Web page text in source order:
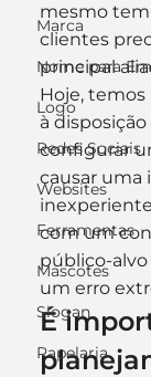
Marca
Nome para
Logo
Redes Sociais
Websites
Ferramentas
Mascotes
Slogan
Papelaria
mesmo
clientes
principal
Hoje,
à
configurar
causar uma
com um
público-
um erro
É